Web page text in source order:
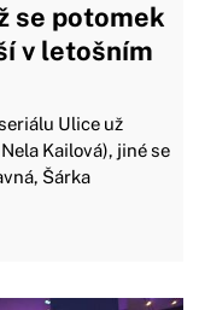
se potomek
v letošním
Ulice už
Kailová), jiné se
Šárka